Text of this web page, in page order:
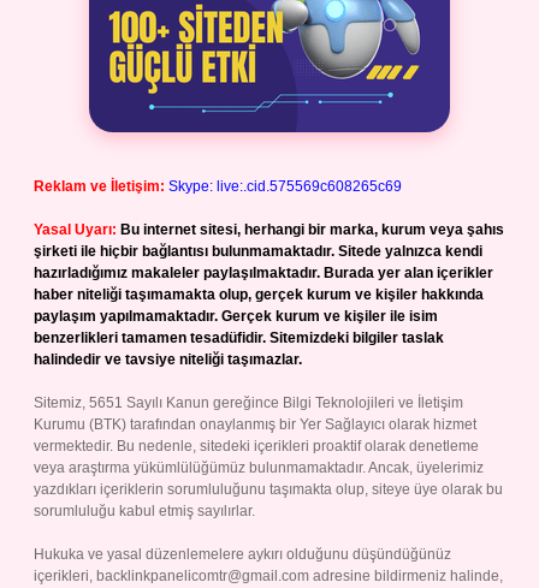
Reklam ve İletişim: Skype: live:.cid.575569c608265c69
Yasal Uyarı: Bu internet sitesi, herhangi bir marka, kurum veya şahıs
şirketi ile hiçbir bağlantısı bulunmamaktadır. Sitede yalnızca kendi
hazırladığımız makaleler paylaşılmaktadır. Burada yer alan içerikler
haber niteliği taşımamakta olup, gerçek kurum ve kişiler hakkında
paylaşım yapılmamaktadır. Gerçek kurum ve kişiler ile isim
benzerlikleri tamamen tesadüfidir. Sitemizdeki bilgiler taslak
halindedir ve tavsiye niteliği taşımazlar.
Sitemiz, 5651 Sayılı Kanun gereğince Bilgi Teknolojileri ve İletişim
Kurumu (BTK) tarafından onaylanmış bir Yer Sağlayıcı olarak hizmet
vermektedir. Bu nedenle, sitedeki içerikleri proaktif olarak denetleme
veya araştırma yükümlülüğümüz bulunmamaktadır. Ancak, üyelerimiz
yazdıkları içeriklerin sorumluluğunu taşımakta olup, siteye üye olarak bu
sorumluluğu kabul etmiş sayılırlar.
Hukuka ve yasal düzenlemelere aykırı olduğunu düşündüğünüz
içerikleri, backlinkpanelicomtr@gmail.com adresine bildirmeniz halinde,